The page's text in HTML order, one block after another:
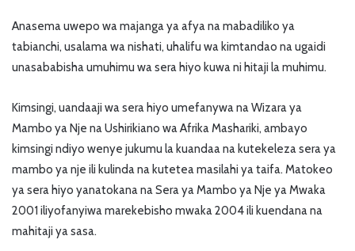
Anasema uwepo wa majanga ya afya na mabadiliko ya
tabianchi, usalama wa nishati, uhalifu wa kimtandao na ugaidi
unasababisha umuhimu wa sera hiyo kuwa ni hitaji la muhimu.
Kimsingi, uandaaji wa sera hiyo umefanywa na Wizara ya
Mambo ya Nje na Ushirikiano wa Afrika Mashariki, ambayo
kimsingi ndiyo wenye jukumu la kuandaa na kutekeleza sera ya
mambo ya nje ili kulinda na kutetea masilahi ya taifa. Matokeo
ya sera hiyo yanatokana na Sera ya Mambo ya Nje ya Mwaka
2001 iliyofanyiwa marekebisho mwaka 2004 ili kuendana na
mahitaji ya sasa.